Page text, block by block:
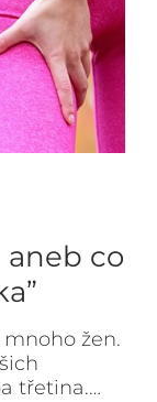
co
žen.
třetina.…